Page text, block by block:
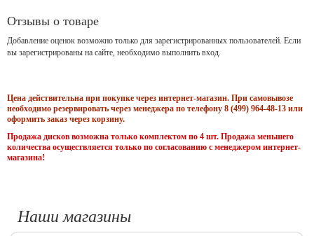
Отзывы о товаре
Добавление оценок возможно только для зарегистрированных пользователей. Если
вы зарегистрированы на сайте, необходимо выполнить вход.
Цена действительна при покупке через интернет-магазин. При самовывозе
необходимо резервировать через менеджера по телефону 8 (499) 964-48-13 или
оформить заказ через корзину.
Продажа дисков возможна только комплектом по 4 шт. Продажа меньшего
количества осуществляется только по согласованию с менеджером интернет-
магазина!
Наши магазины